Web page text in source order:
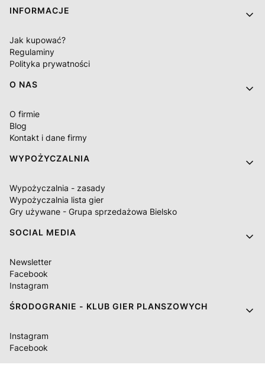
INFORMACJE
Jak kupować?
Regulaminy
Polityka prywatności
O NAS
O firmie
Blog
Kontakt i dane firmy
WYPOŻYCZALNIA
Wypożyczalnia - zasady
Wypożyczalnia lista gier
Gry używane - Grupa sprzedażowa Bielsko
SOCIAL MEDIA
Newsletter
Facebook
Instagram
ŚRODOGRANIE - KLUB GIER PLANSZOWYCH
Instagram
Facebook